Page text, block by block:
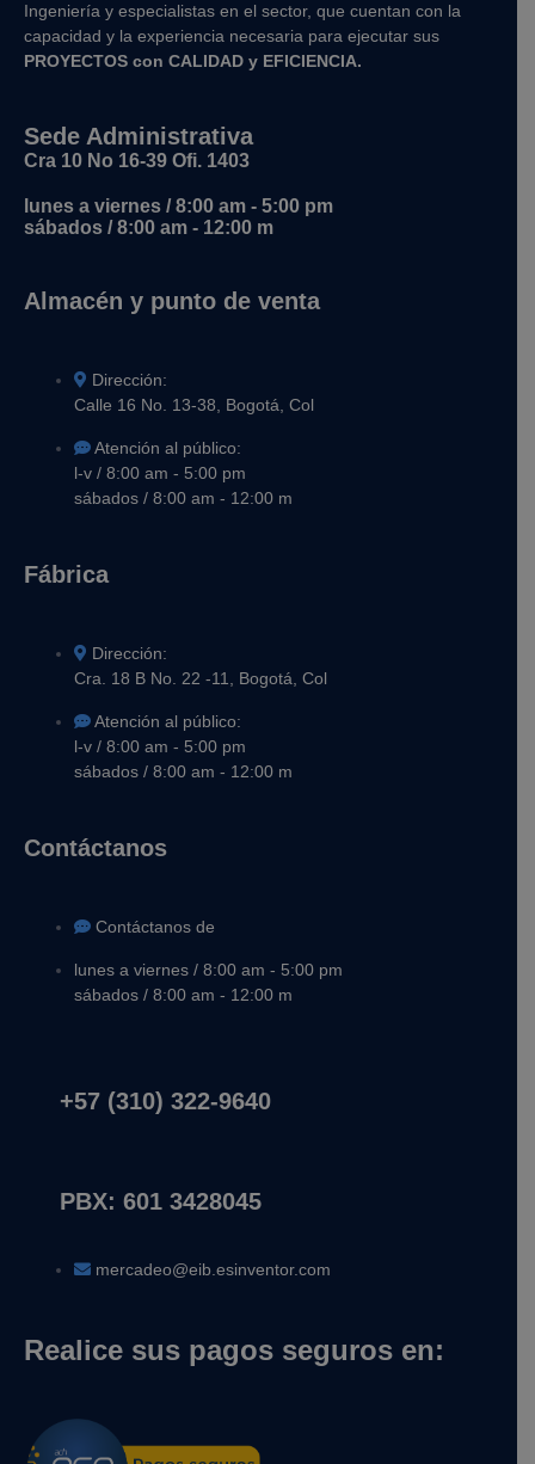
Ingeniería y especialistas en el sector, que cuentan con la
capacidad y la experiencia necesaria para ejecutar sus
PROYECTOS con CALIDAD y EFICIENCIA.
Sede Administrativa
Cra 10 No 16-39 Ofi. 1403
lunes a viernes / 8:00 am - 5:00 pm
sábados / 8:00 am - 12:00 m
Almacén y punto de venta
Dirección:
Calle 16 No. 13-38, Bogotá, Col
Atención al público:
l-v / 8:00 am - 5:00 pm
sábados / 8:00 am - 12:00 m
Fábrica
Dirección:
Cra. 18 B No. 22 -11, Bogotá, Col
Atención al público:
l-v / 8:00 am - 5:00 pm
sábados / 8:00 am - 12:00 m
Contáctanos
Contáctanos de
lunes a viernes / 8:00 am - 5:00 pm
sábados / 8:00 am - 12:00 m
+57 (310) 322-9640
PBX: 601 3428045
mercadeo@eib.esinventor.com
Realice sus pagos seguros en: